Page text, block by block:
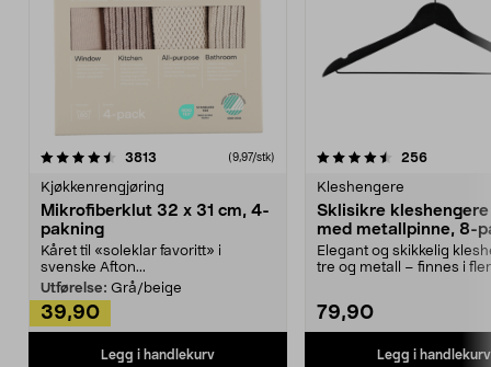
3813 anmeldelser(9,97/stk)
Kjøkkenrengjøring
Mikrofiberklut 32 x 31 cm, 4-
pakning
Kåret til «soleklar favoritt» i
svenske Afton...
Utførelse: Grå/beige
39,90
Legg i handlekurv
4.5av 5 stjerner 256
Kleshengere
Sklisikre
med metallpinne, 8-
Elegant og skikkelig
tre og metall – finnes i
79,90
Legg i handlekurv
4.5av 5 stjerner